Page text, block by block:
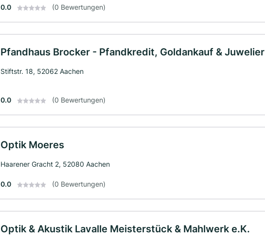
0.0 (0 Bewertungen)
Pfandhaus Brocker - Pfandkredit, Goldankauf & Juwelier
Stiftstr. 18, 52062 Aachen
0.0 (0 Bewertungen)
Optik Moeres
Haarener Gracht 2, 52080 Aachen
0.0 (0 Bewertungen)
Optik & Akustik Lavalle Meisterstück & Mahlwerk e.K.